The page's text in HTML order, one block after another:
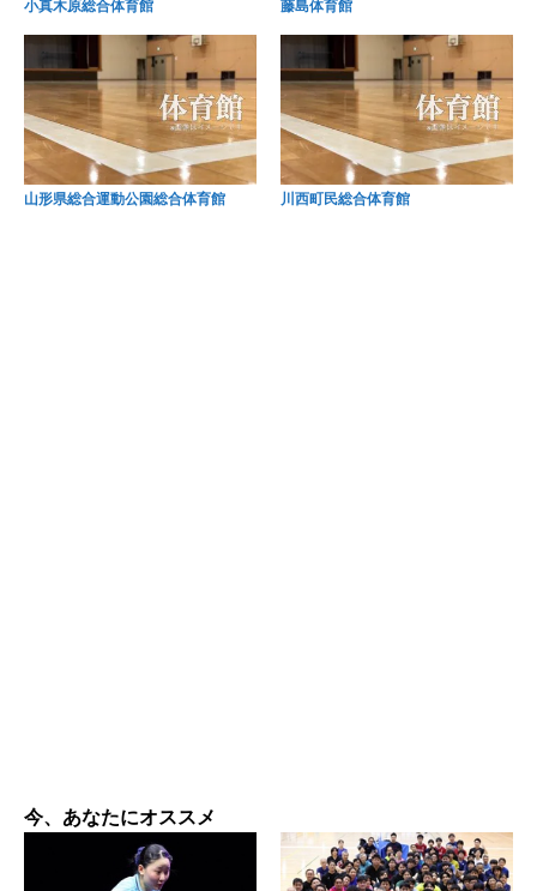
小真木原総合体育館 藤島体育館
山形県総合運動公園総合体育館 川西町民総合体育館
今、あなたにオススメ